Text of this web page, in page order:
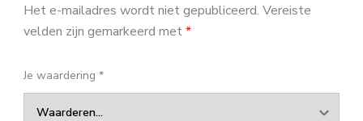
Het e-mailadres wordt niet gepubliceerd. Vereiste
velden zijn gemarkeerd met*
Je waardering *